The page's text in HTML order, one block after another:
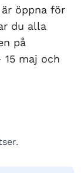
öppna för
du alla
på
maj och